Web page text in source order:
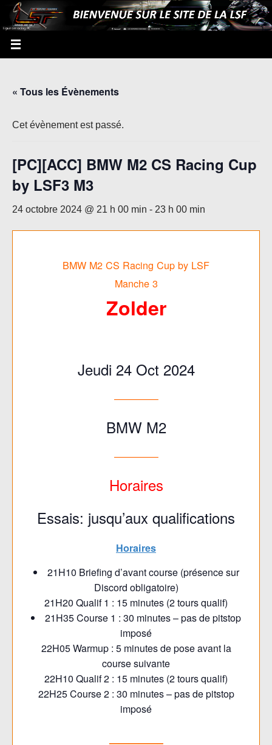
« Tous les Évènements
Cet évènement est passé.
[PC][ACC] BMW M2 CS Racing Cup
by LSF3 M3
24 octobre 2024 @ 21 h 00 min - 23 h 00 min
BMW M2 CS Racing Cup by LSF
Manche 3
Zolder
Jeudi 24 Oct 2024
————–
BMW M2
————–
Horaires
Essais: jusqu’aux qualifications
Horaires
21H10 Briefing d’avant course (présence sur
Discord obligatoire)
21H20 Qualif 1 : 15 minutes (2 tours qualif)
21H35 Course 1 : 30 minutes – pas de pitstop
imposé
22H05 Warmup : 5 minutes de pose avant la
course suivante
22H10 Qualif 2 : 15 minutes (2 tours qualif)
22H25 Course 2 : 30 minutes – pas de pitstop
imposé